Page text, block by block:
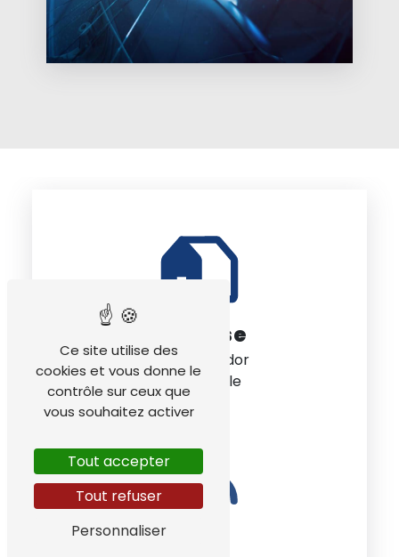
Adresse
ZA le Messidor
38220 Vizille
Ce site utilise des
cookies et vous donne le
contrôle sur ceux que
vous souhaitez activer
Tout accepter
Tout refuser
Personnaliser